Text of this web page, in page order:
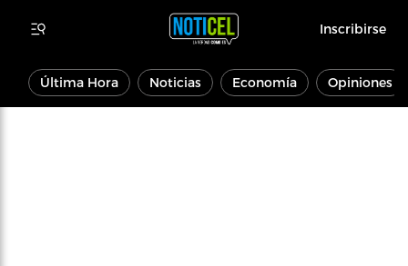
Inscribirse
Última Hora Noticias Economía Opiniones